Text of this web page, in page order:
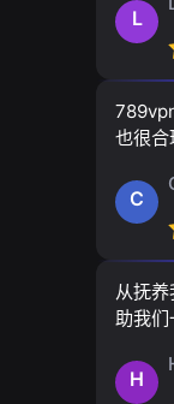
L
也很合
C
从抚
助我们
H